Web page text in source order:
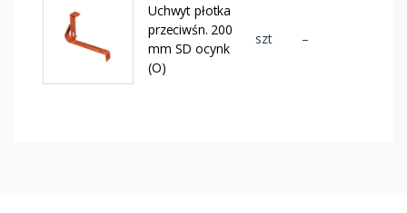
Uchwyt płotka
przeciwśn. 200
mm SD ocynk
(O)
szt –